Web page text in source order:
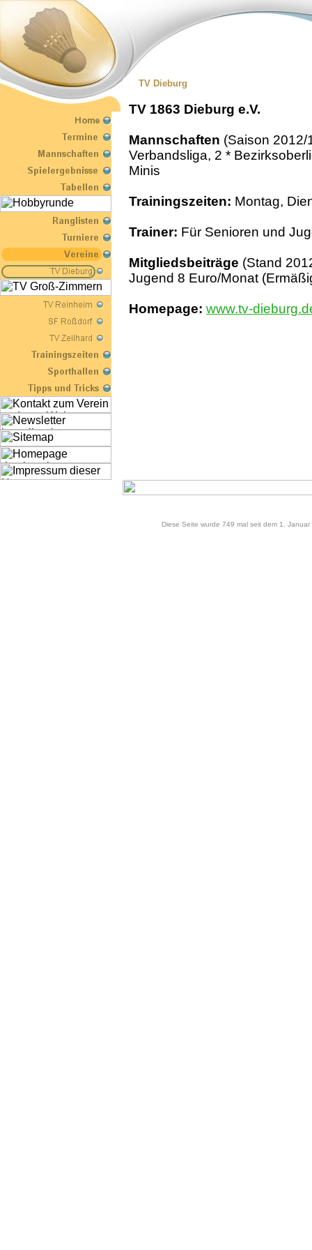
TV Dieburg
TV 1863 Dieburg e.V.
Mannschaften (Saison 2012/
Verbandsliga, 2 *
Minis
Trainingszeiten: Montag,
Trainer: Für Senioren und
Mitgliedsbeiträge (Stand
Jugend 8 Euro/Monat
Homepage: www.tv-
Diese Seite wurde 749 mal seit dem 1.